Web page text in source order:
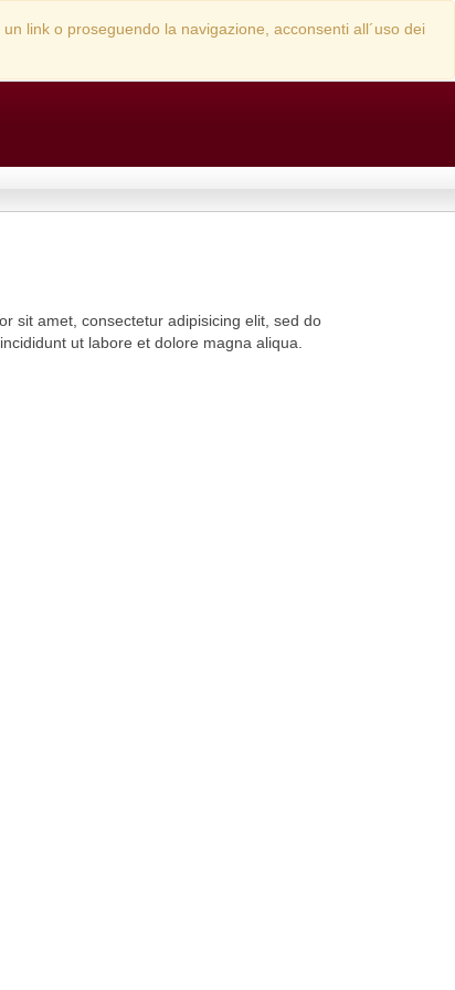
link o proseguendo la navigazione, acconsenti all´uso dei
sit amet, consectetur adipisicing elit, sed do
ut labore et dolore magna aliqua.